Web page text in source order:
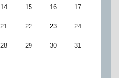
14 15 16 17
21 22 23 24
28 29 30 31